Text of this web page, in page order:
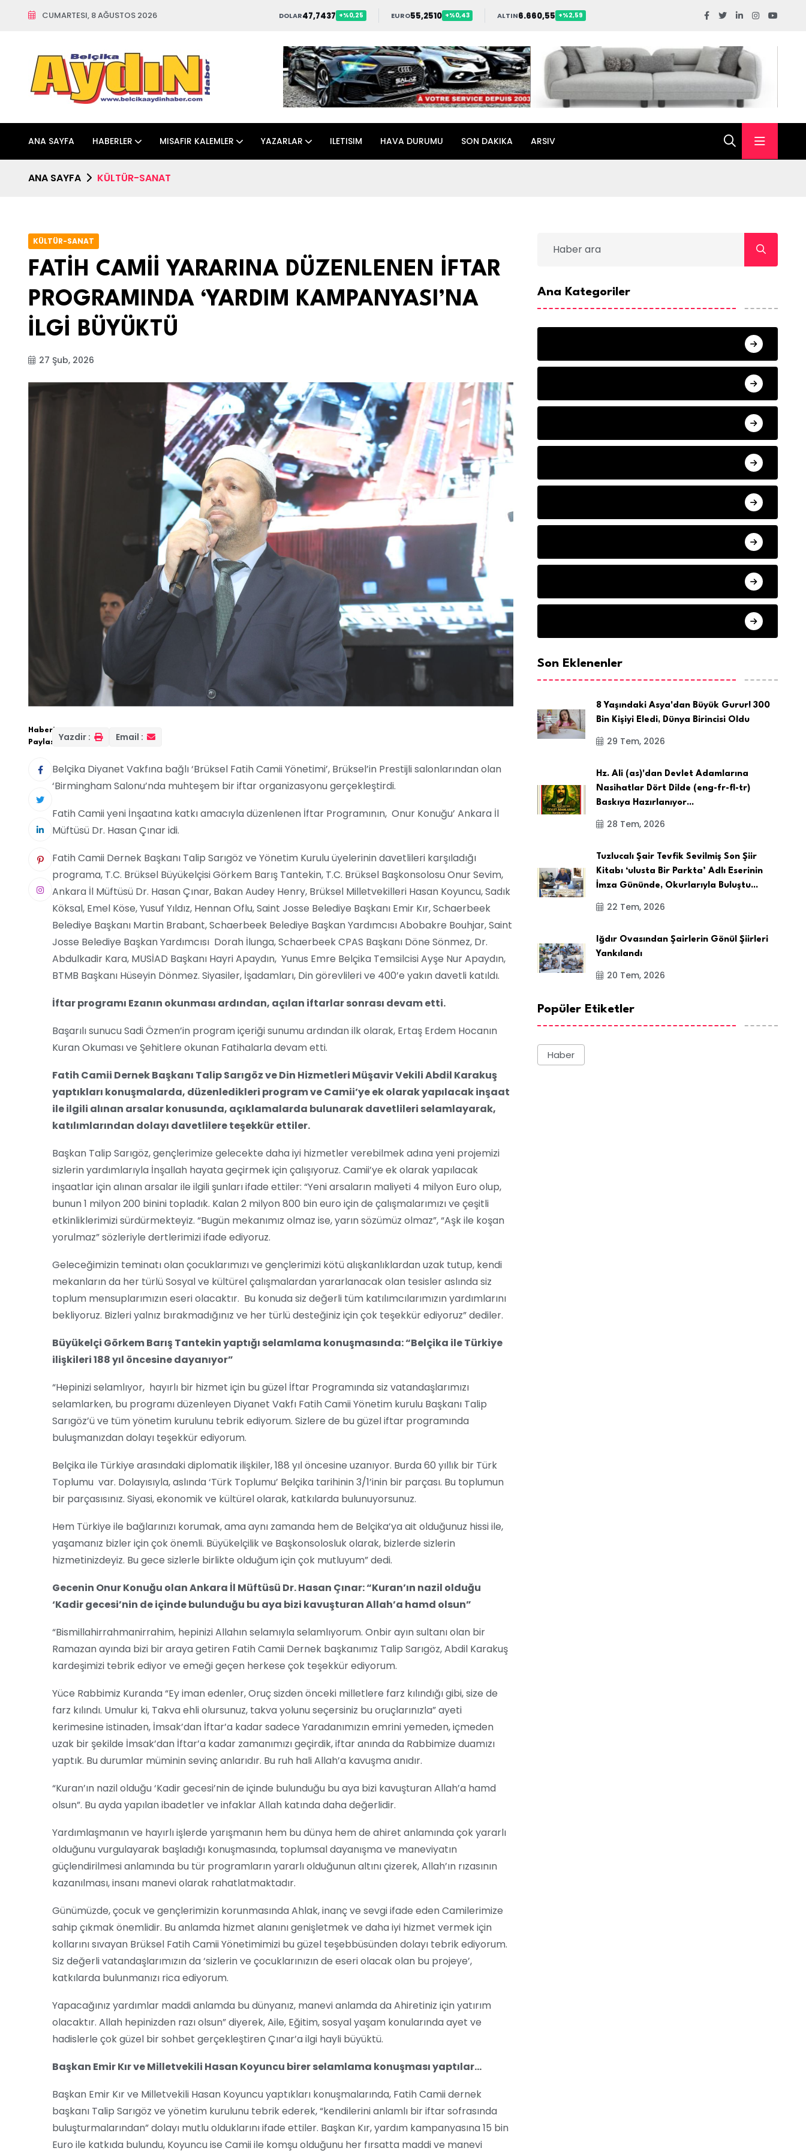
CUMARTESI, 8 AĞUSTOS 2026 DOLAR47,7437 +%0,25 EURO55,2510 +%0,43 ALTIN6.660,55 +%2,59
ANA SAYFA HABERLER MISAFIR KALEMLER YAZARLAR ILETISIM HAVA DURUMU SON DAKIKA ARSIV
ANA SAYFA KÜLTÜR-SANAT
KÜLTÜR-SANAT
FATİH CAMİİ YARARINA DÜZENLENEN İFTAR
PROGRAMINDA ‘YARDIM KAMPANYASI’NA
İLGİ BÜYÜKTÜ
27 Şub, 2026
Haberi
Paylas:
Yazdir : Email :
Belçika Diyanet Vakfına bağlı ‘Brüksel Fatih Camii Yönetimi’, Brüksel’in Prestijli salonlarından olan
‘Birmingham Salonu’nda muhteşem bir iftar organizasyonu gerçekleştirdi.
Fatih Camii yeni İnşaatına katkı amacıyla düzenlenen İftar Programının, Onur Konuğu’ Ankara İl
Müftüsü Dr. Hasan Çınar idi.
Fatih Camii Dernek Başkanı Talip Sarıgöz ve Yönetim Kurulu üyelerinin davetlileri karşıladığı
programa, T.C. Brüksel Büyükelçisi Görkem Barış Tantekin, T.C. Brüksel Başkonsolosu Onur Sevim,
Ankara İl Müftüsü Dr. Hasan Çınar, Bakan Audey Henry, Brüksel Milletvekilleri Hasan Koyuncu, Sadık
Köksal, Emel Köse, Yusuf Yıldız, Hennan Oflu, Saint Josse Belediye Başkanı Emir Kır, Schaerbeek
Belediye Başkanı Martin Brabant, Schaerbeek Belediye Başkan Yardımcısı Abobakre Bouhjar, Saint
Josse Belediye Başkan Yardımcısı Dorah İlunga, Schaerbeek CPAS Başkanı Döne Sönmez, Dr.
Abdulkadir Kara, MUSİAD Başkanı Hayri Apaydın, Yunus Emre Belçika Temsilcisi Ayşe Nur Apaydın,
BTMB Başkanı Hüseyin Dönmez. Siyasiler, İşadamları, Din görevlileri ve 400’e yakın davetli katıldı.
İftar programı Ezanın okunması ardından, açılan iftarlar sonrası devam etti.
Başarılı sunucu Sadi Özmen’in program içeriği sunumu ardından ilk olarak, Ertaş Erdem Hocanın
Kuran Okuması ve Şehitlere okunan Fatihalarla devam etti.
Fatih Camii Dernek Başkanı Talip Sarıgöz ve Din Hizmetleri Müşavir Vekili Abdil Karakuş
yaptıkları konuşmalarda, düzenledikleri program ve Camii’ye ek olarak yapılacak inşaat
ile ilgili alınan arsalar konusunda, açıklamalarda bulunarak davetlileri selamlayarak,
katılımlarından dolayı davetlilere teşekkür ettiler.
Başkan Talip Sarıgöz, gençlerimize gelecekte daha iyi hizmetler verebilmek adına yeni projemizi
sizlerin yardımlarıyla İnşallah hayata geçirmek için çalışıyoruz. Camii’ye ek olarak yapılacak
inşaatlar için alınan arsalar ile ilgili şunları ifade ettiler: “Yeni arsaların maliyeti 4 milyon Euro olup,
bunun 1 milyon 200 binini topladık. Kalan 2 milyon 800 bin euro için de çalışmalarımızı ve çeşitli
etkinliklerimizi sürdürmekteyiz. “Bugün mekanımız olmaz ise, yarın sözümüz olmaz”, “Aşk ile koşan
yorulmaz” sözleriyle dertlerimizi ifade ediyoruz.
Geleceğimizin teminatı olan çocuklarımızı ve gençlerimizi kötü alışkanlıklardan uzak tutup, kendi
mekanların da her türlü Sosyal ve kültürel çalışmalardan yararlanacak olan tesisler aslında siz
toplum mensuplarımızın eseri olacaktır. Bu konuda siz değerli tüm katılımcılarımızın yardımlarını
bekliyoruz. Bizleri yalnız bırakmadığınız ve her türlü desteğiniz için çok teşekkür ediyoruz” dediler.
Büyükelçi Görkem Barış Tantekin yaptığı selamlama konuşmasında: “Belçika ile Türkiye
ilişkileri 188 yıl öncesine dayanıyor”
“Hepinizi selamlıyor, hayırlı bir hizmet için bu güzel İftar Programında siz vatandaşlarımızı
selamlarken, bu programı düzenleyen Diyanet Vakfı Fatih Camii Yönetim kurulu Başkanı Talip
Sarıgöz’ü ve tüm yönetim kurulunu tebrik ediyorum. Sizlere de bu güzel iftar programında
buluşmanızdan dolayı teşekkür ediyorum.
Belçika ile Türkiye arasındaki diplomatik ilişkiler, 188 yıl öncesine uzanıyor. Burda 60 yıllık bir Türk
Toplumu var. Dolayısıyla, aslında ‘Türk Toplumu’ Belçika tarihinin 3/1’inin bir parçası. Bu toplumun
bir parçasısınız. Siyasi, ekonomik ve kültürel olarak, katkılarda bulunuyorsunuz.
Hem Türkiye ile bağlarınızı korumak, ama aynı zamanda hem de Belçika’ya ait olduğunuz hissi ile,
yaşamanız bizler için çok önemli. Büyükelçilik ve Başkonsolosluk olarak, bizlerde sizlerin
hizmetinizdeyiz. Bu gece sizlerle birlikte olduğum için çok mutluyum” dedi.
Gecenin Onur Konuğu olan Ankara İl Müftüsü Dr. Hasan Çınar: “Kuran’ın nazil olduğu
‘Kadir gecesi’nin de içinde bulunduğu bu aya bizi kavuşturan Allah’a hamd olsun”
“Bismillahirrahmanirrahim, hepinizi Allahın selamıyla selamlıyorum. Onbir ayın sultanı olan bir
Ramazan ayında bizi bir araya getiren Fatih Camii Dernek başkanımız Talip Sarıgöz, Abdil Karakuş
kardeşimizi tebrik ediyor ve emeği geçen herkese çok teşekkür ediyorum.
Yüce Rabbimiz Kuranda “Ey iman edenler, Oruç sizden önceki milletlere farz kılındığı gibi, size de
farz kılındı. Umulur ki, Takva ehli olursunuz, takva yolunu seçersiniz bu oruçlarınızla” ayeti
kerimesine istinaden, İmsak’dan İftar’a kadar sadece Yaradanımızın emrini yemeden, içmeden
uzak bir şekilde İmsak’dan İftar’a kadar zamanımızı geçirdik, iftar anında da Rabbimize duamızı
yaptık. Bu durumlar müminin sevinç anlarıdır. Bu ruh hali Allah’a kavuşma anıdır.
“Kuran’ın nazil olduğu ‘Kadir gecesi’nin de içinde bulunduğu bu aya bizi kavuşturan Allah’a hamd
olsun”. Bu ayda yapılan ibadetler ve infaklar Allah katında daha değerlidir.
Yardımlaşmanın ve hayırlı işlerde yarışmanın hem bu dünya hem de ahiret anlamında çok yararlı
olduğunu vurgulayarak başladığı konuşmasında, toplumsal dayanışma ve maneviyatın
güçlendirilmesi anlamında bu tür programların yararlı olduğunun altını çizerek, Allah’ın rızasının
kazanılması, insanı manevi olarak rahatlatmaktadır.
Günümüzde, çocuk ve gençlerimizin korunmasında Ahlak, inanç ve sevgi ifade eden Camilerimize
sahip çıkmak önemlidir. Bu anlamda hizmet alanını genişletmek ve daha iyi hizmet vermek için
kollarını sıvayan Brüksel Fatih Camii Yönetimimizi bu güzel teşebbüsünden dolayı tebrik ediyorum.
Siz değerli vatandaşlarımızın da ‘sizlerin ve çocuklarınızın de eseri olacak olan bu projeye’,
katkılarda bulunmanızı rica ediyorum.
Yapacağınız yardımlar maddi anlamda bu dünyanız, manevi anlamda da Ahiretiniz için yatırım
olacaktır. Allah hepinizden razı olsun” diyerek, Aile, Eğitim, sosyal yaşam konularında ayet ve
hadislerle çok güzel bir sohbet gerçekleştiren Çınar’a ilgi hayli büyüktü.
Başkan Emir Kır ve Milletvekili Hasan Koyuncu birer selamlama konuşması yaptılar…
Başkan Emir Kır ve Milletvekili Hasan Koyuncu yaptıkları konuşmalarında, Fatih Camii dernek
başkanı Talip Sarıgöz ve yönetim kurulunu tebrik ederek, “kendilerini anlamlı bir iftar sofrasında
buluşturmalarından” dolayı mutlu olduklarını ifade ettiler. Başkan Kır, yardım kampanyasına 15 bin
Euro ile katkıda bulundu, Koyuncu ise Camii ile komşu olduğunu her fırsatta maddi ve manevi
Ana Kategoriler
Son Eklenenler
8 Yaşındaki Asya'dan Büyük Gurur! 300
Bin Kişiyi Eledi, Dünya Birincisi Oldu
29 Tem, 2026
Hz. Ali (as)'dan Devlet Adamlarına
Nasihatlar Dört Dilde (eng-fr-fl-tr)
Baskıya Hazırlanıyor...
28 Tem, 2026
Tuzlucalı Şair Tevfik Sevilmiş Son Şiir
Kitabı ‘ulusta Bir Parkta’ Adlı Eserinin
İmza Gününde, Okurlarıyla Buluştu...
22 Tem, 2026
Iğdır Ovasından Şairlerin Gönül Şiirleri
Yankılandı
20 Tem, 2026
Popüler Etiketler
Haber